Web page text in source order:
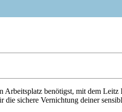
benötigst, mit dem
die sichere Vernichtung deiner